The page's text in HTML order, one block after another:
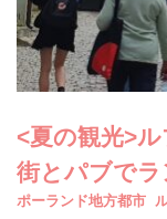
<夏の観光>
街とパブでラ
ポーランド地方都市